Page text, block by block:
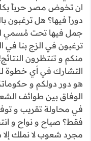
ان تخوض مصر حرباً
دوراً فيها؟ هل ترغبون
جمل فيها تحت مُسمي
ترغبون في الزج بنا في
منكم و تنتظرون
التشارك في أي خطوة
هو دور دولكم و
الوفاق بين طوائف
في محاولة تقريب و
فقط؟ صياح و نواح و
مجرد شعوب لا نملك